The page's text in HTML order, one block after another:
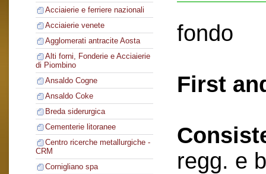
Acciaierie e ferriere nazionali
Acciaierie venete
Agglomerati antracite Aosta
Alti forni, Fonderie e Acciaierie
di Piombino
Ansaldo Cogne
Ansaldo Coke
Breda siderurgica
Cementerie litoranee
Centro ricerche metallurgiche -
CRM
Cornigliano spa
fondo
First
regg. e